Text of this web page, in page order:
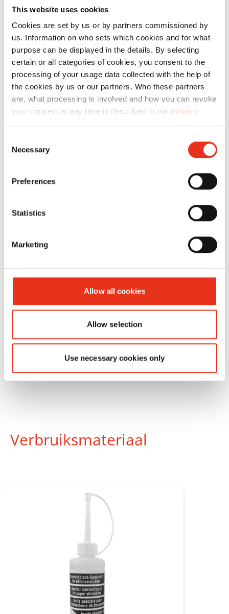
This website uses cookies
Cookies are set by us or by partners commissioned by
us. Information on who sets which cookies and for what
purpose can be displayed in the details. By selecting
certain or all categories of cookies, you consent to the
processing of your usage data collected with the help of
the cookies by us or our partners. Who these partners
are, what processing is involved and how you can revoke
your consent at any time is described in our privacy
Selection
Necessary
Preferences
Statistics
Marketing
Allow all cookies
Allow selection
Use necessary cookies only
HSM
shredstar
S10 - 6
mm+ apart
CD-
snijwerk
1042121
HSM
X5 - 4,5 x
apart CD-
4026631057721
Verbruiksmateriaal